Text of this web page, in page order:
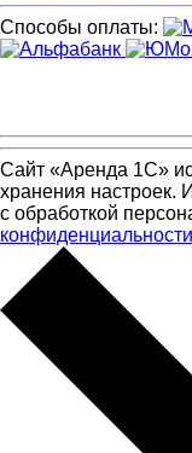
Способы оплаты:
Сайт «Аренда 1С»
хранения настроек.
с обработкой
конфиденциальности